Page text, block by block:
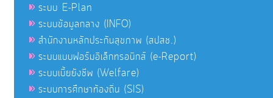
ระบบ E-Plan
ระบบข้อมูลกลาง (INFO)
สำนักงานหลักประกันสุขภาพ (สปสช.)
ระบบแบบฟอร์มอิเล็กทรอนิกส์ (e-Report)
ระบบเบี้ยยังชีพ (Welfare)
ระบบการศึกษาท้องถิ่น (SIS)